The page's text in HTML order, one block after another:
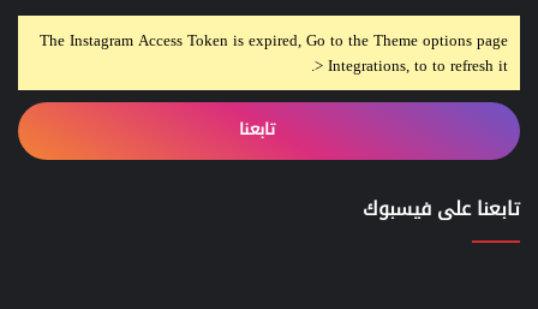
The Instagram Access Token is expired, Go to the Theme options page
> Integrations, to to refresh it.
تابعنا
تابعنا على فيسبوك